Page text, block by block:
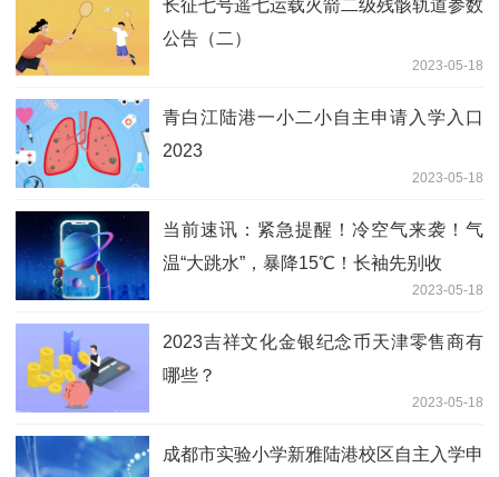
长征七号遥七运载火箭二级残骸轨道参数
公告（二）
2023-05-18
青白江陆港一小二小自主申请入学入口
2023
2023-05-18
当前速讯：紧急提醒！冷空气来袭！气
温“大跳水”，暴降15℃！长袖先别收
2023-05-18
2023吉祥文化金银纪念币天津零售商有
哪些？
2023-05-18
成都市实验小学新雅陆港校区自主入学申